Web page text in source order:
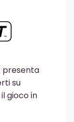
presenta
su
gioco in